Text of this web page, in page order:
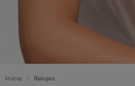
Inicio Relojes